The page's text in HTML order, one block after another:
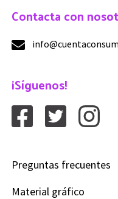
Contacta con
¡Síguenos!
Preguntas frecuentes
Material gráfico